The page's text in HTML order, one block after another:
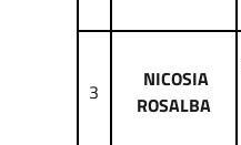
3
NICOSIA
ROSALBA